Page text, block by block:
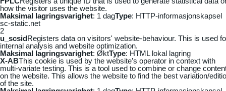
how the visitor uses the website.
Maksimal lagringsvarighet: 1 dagType: HTTP-informasjonskapsel
sc-static.net
2
u_scsidRegisters data on visitors' website-behaviour. This is used
internal analysis and website optimization.
Maksimal lagringsvarighet: ØktType: HTML lokal lagring
X-ABThis cookie is used by the website’s operator in context with
multi-variate testing. This is a tool used to combine or change
on the website. This allows the website to find the best variation/
of the site.